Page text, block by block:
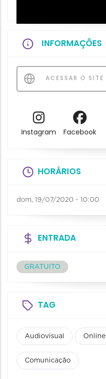
INFORMAÇÕES
ACESSAR O SITE
Instagram Facebook
HORÁRIOS
dom, 19/07/2020 - 10:00
ENTRADA
GRATUITO
TAG
Audiovisual Online
Comunicação